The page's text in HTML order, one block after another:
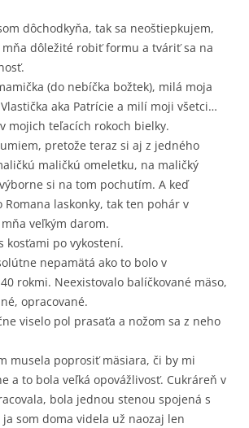
dôchodkyňa, tak sa neoštiepkujem,
dôležité robiť formu a tváriť sa na
(do nebíčka božtek), milá moja
aka Patrície a milí moji všetci…
mojich teľacích rokoch bielky.
pretože teraz si aj z jedného
maličkú omeletku, na maličký
si na tom pochutím. A keď
Romana laskonky, tak ten pohár v
veľkým darom.
kosťami po vykostení.
nepamätá ako to bolo v
rokmi. Neexistovalo balíčkované mäso,
opracované.
viselo pol prasaťa a nožom sa z neho
musela poprosiť mäsiara, či by mi
a to bola veľká opovážlivosť. Cukráreň v
bola jednou stenou spojená s
som doma videla už naozaj len